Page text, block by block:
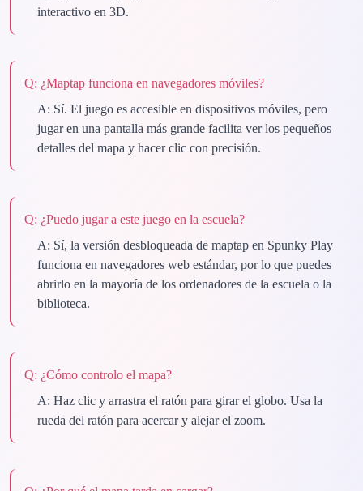
interactivo en 3D.
Q: ¿Maptap funciona en navegadores móviles?
A: Sí. El juego es accesible en dispositivos móviles, pero
jugar en una pantalla más grande facilita ver los pequeños
detalles del mapa y hacer clic con precisión.
Q: ¿Puedo jugar a este juego en la escuela?
A: Sí, la versión desbloqueada de maptap en Spunky Play
funciona en navegadores web estándar, por lo que puedes
abrirlo en la mayoría de los ordenadores de la escuela o la
biblioteca.
Q: ¿Cómo controlo el mapa?
A: Haz clic y arrastra el ratón para girar el globo. Usa la
rueda del ratón para acercar y alejar el zoom.